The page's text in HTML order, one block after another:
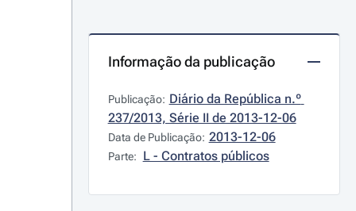
Informação da publicação
Publicação: Diário da República n.º
237/2013, Série II de 2013-12-06
Data de Publicação: 2013-12-06
Parte: L - Contratos públicos